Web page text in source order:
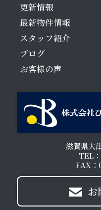
更新情報
最新物件情報
スタッフ紹介
ブログ
お客様の声
滋賀県大
TEL
FAX：
お